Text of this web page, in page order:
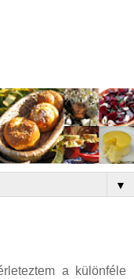
▼
a különféle